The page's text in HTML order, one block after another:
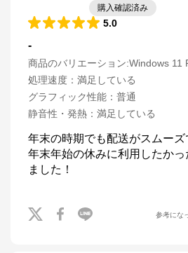
購入確認済み
5.0
-
商品のバリエーション:Windows 11
処理速度 ： 満足している
グラフィック性能 ： 普通
静音性・発熱 ： 満足している
年末の時期でも配送がスムーズ
年末年始の休みに利用したかっ
ました！
参考にな